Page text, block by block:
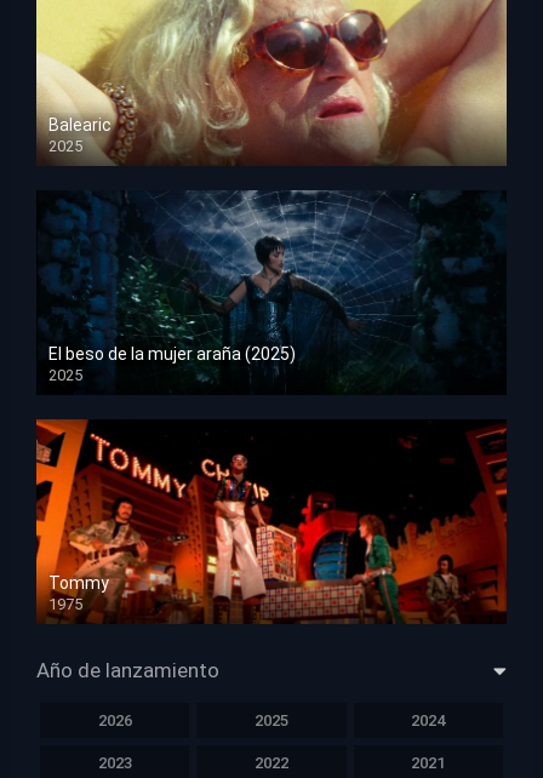
Balearic
2025
HD 1080p
El beso de la mujer araña (2025)
2025
HD 1080p
Tommy
1975
HD 1080p
Año de lanzamiento
2026 2025 2024
2023 2022 2021